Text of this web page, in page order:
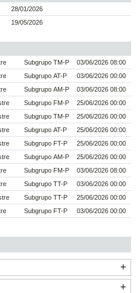
28/01/2026
19/05/2026
Subgrupo TM-P
03/06/2026 08:00
Subgrupo AT-P
03/06/2026 00:00
Subgrupo AM-P
03/06/2026 08:00
Subgrupo FM-P
25/06/2026 00:00
Subgrupo TM-P
25/06/2026 00:00
Subgrupo AT-P
25/06/2026 00:00
Subgrupo FT-P
25/06/2026 00:00
Subgrupo AM-P
25/06/2026 00:00
Subgrupo FM-P
03/06/2026 08:00
Subgrupo TT-P
03/06/2026 00:00
Subgrupo TT-P
25/06/2026 00:00
Subgrupo FT-P 03/06/2026 00:00